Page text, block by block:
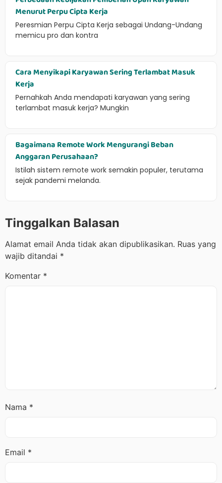
Menurut Perpu Cipta Kerja
Peresmian Perpu Cipta Kerja sebagai Undang-Undang
memicu pro dan kontra
Cara Menyikapi Karyawan Sering Terlambat Masuk
Kerja
Pernahkah Anda mendapati karyawan yang sering
terlambat masuk kerja? Mungkin
Bagaimana Remote Work Mengurangi Beban
Anggaran Perusahaan?
Istilah sistem remote work semakin populer, terutama
sejak pandemi melanda.
Tinggalkan Balasan
Alamat email Anda tidak akan dipublikasikan. Ruas yang
wajib ditandai *
Komentar *
Nama *
Email *